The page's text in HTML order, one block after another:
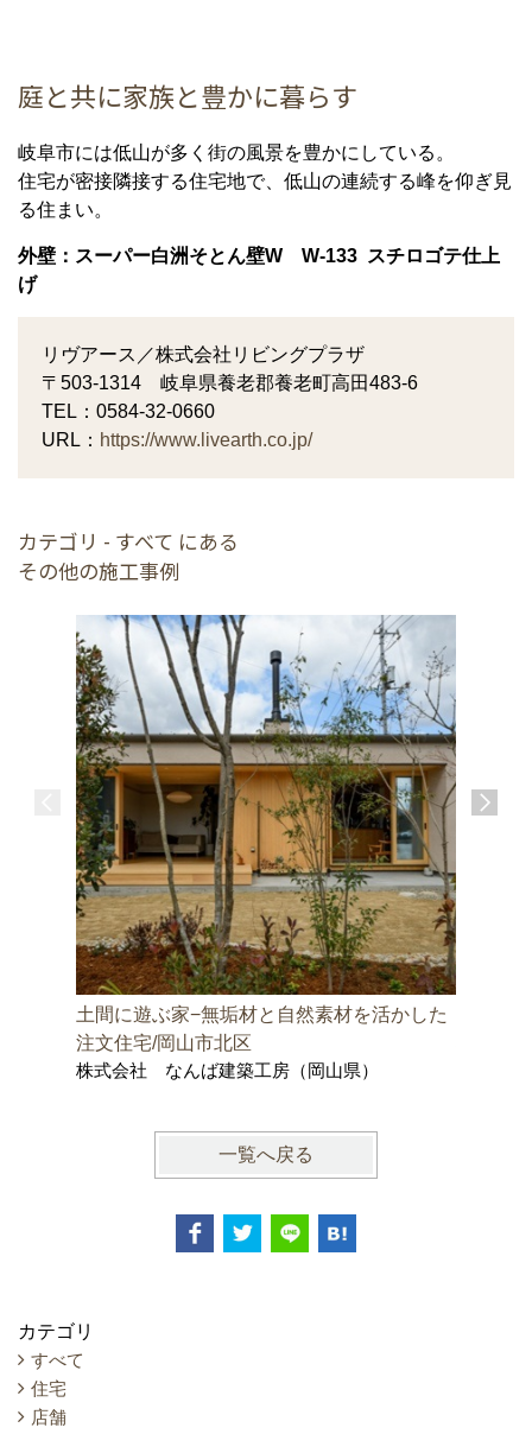
庭と共に家族と豊かに暮らす
岐阜市には低山が多く街の風景を豊かにしている。
住宅が密接隣接する住宅地で、低山の連続する峰を仰ぎ見
る住まい。
外壁：スーパー白洲そとん壁W W-133 スチロゴテ仕上
げ
リヴアース／株式会社リビングプラザ
〒503-1314 岐阜県養老郡養老町高田483-6
TEL：0584-32-0660
URL： https://www.livearth.co.jp/
カテゴリ - すべて にある
その他の施工事例
土間に遊ぶ家−無垢材と自然素材を活かした
注文住宅/岡山市北区
株式会社 なんば建築工房（岡山県）
一覧へ戻る
カテゴリ
すべて
住宅
店舗